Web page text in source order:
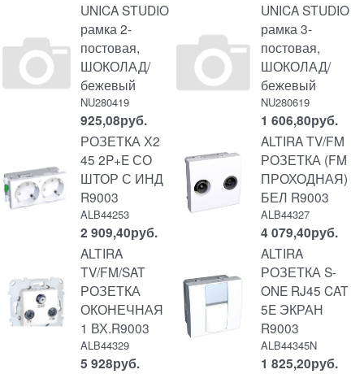
UNICA STUDIO
рамка 2-
постовая,
ШОКОЛАД/
бежевый
NU280419
925,08руб.
UNICA STUDIO
рамка 3-
постовая,
ШОКОЛАД/
бежевый
NU280619
1 606,80руб.
РОЗЕТКА Х2
45 2P+E СО
ШТОР С ИНД
R9003
ALB44253
2 909,40руб.
ALTIRA TV/FM
РОЗЕТКА (FM
ПРОХОДНАЯ)
БЕЛ R9003
ALB44327
4 079,40руб.
ALTIRA
TV/FM/SAT
РОЗЕТКА
ОКОНЕЧНАЯ
1 ВХ.R9003
ALB44329
5 928руб.
ALTIRA
РОЗЕТКА S-
ONE RJ45 CAT
5E ЭКРАН
R9003
ALB44345N
1 825,20руб.